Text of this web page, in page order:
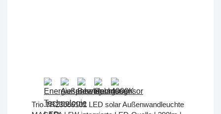
Trio TR23066101 LED solar Außenwandleuchte